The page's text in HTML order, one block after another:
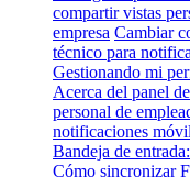
compartir vistas
empresa Cambiar
técnico para
Gestionando mi
Acerca del panel
personal de
notificaciones
Bandeja de
Cómo sincronizar